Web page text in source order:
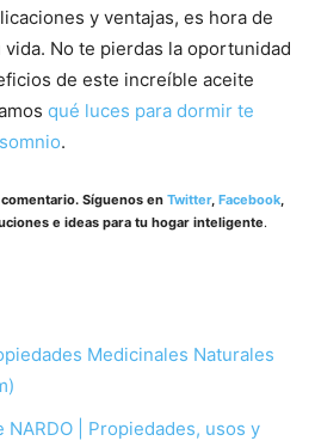
y ventajas, es hora de
No te pierdas la oportunidad
de este increíble aceite
qué luces para dormir te
.
Síguenos en Twitter, Facebook,
e ideas para tu hogar inteligente.
Medicinales Naturales
| Propiedades, usos y